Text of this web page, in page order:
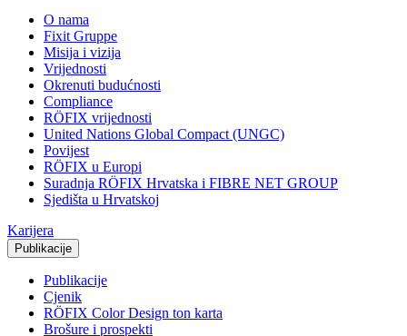
O nama
Fixit Gruppe
Misija i vizija
Vrijednosti
Okrenuti budućnosti
Compliance
RÖFIX vrijednosti
United Nations Global Compact (UNGC)
Povijest
RÖFIX u Europi
Suradnja RÖFIX Hrvatska i FIBRE NET GROUP
Sjedišta u Hrvatskoj
Karijera
Publikacije
Publikacije
Cjenik
RÖFIX Color Design ton karta
Brošure i prospekti